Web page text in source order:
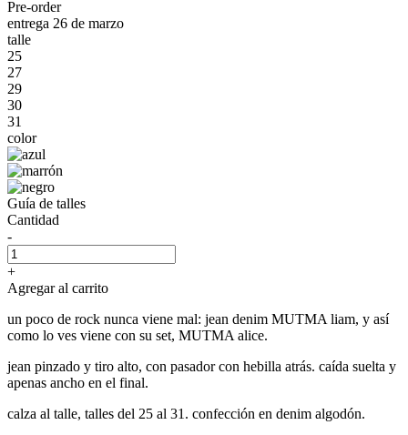
Pre-order
entrega 26 de marzo
talle
25
27
29
30
31
color
Guía de talles
Cantidad
-
+
Agregar al carrito
un poco de rock nunca viene mal: jean denim MUTMA liam, y así
como lo ves viene con su set, MUTMA alice.
jean pinzado y tiro alto, con pasador con hebilla atrás. caída suelta y
apenas ancho en el final.
calza al talle, talles del 25 al 31. confección en denim algodón.